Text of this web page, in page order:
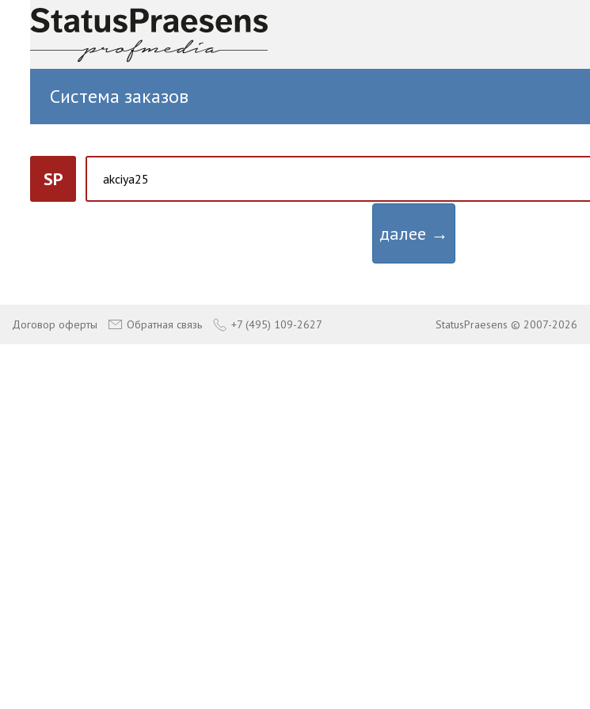
Система заказов
SP
далее →
Договор оферты Обратная связь +7 (495) 109-2627 StatusPraesens © 2007-2026